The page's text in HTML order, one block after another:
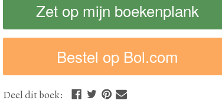
Zet op mijn boekenplank
Bestel op Bol.com
Deeldit boek: